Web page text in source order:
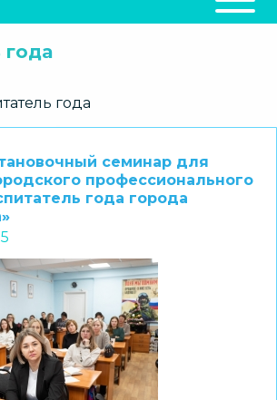
года
года
семинар для
профессионального
года города